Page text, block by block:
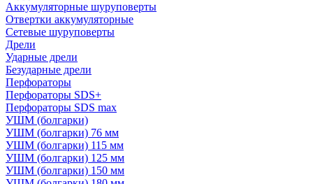
Аккумуляторные шуруповерты
Отвертки аккумуляторные
Сетевые шуруповерты
Дрели
Ударные дрели
Безударные дрели
Перфораторы
Перфораторы SDS+
Перфораторы SDS max
УШМ (болгарки)
УШМ (болгарки) 76 мм
УШМ (болгарки) 115 мм
УШМ (болгарки) 125 мм
УШМ (болгарки) 150 мм